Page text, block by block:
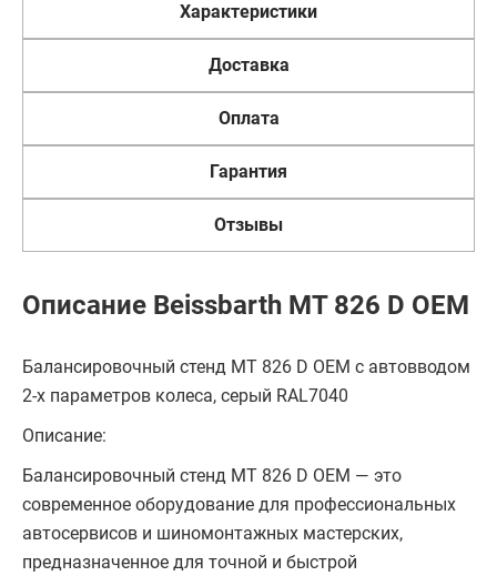
Характеристики
Доставка
Оплата
Гарантия
Отзывы
Описание Beissbarth MT 826 D OEM
Балансировочный стенд MT 826 D OEM с автовводом
2-х параметров колеса, серый RAL7040
Описание:
Балансировочный стенд MT 826 D OEM — это
современное оборудование для профессиональных
автосервисов и шиномонтажных мастерских,
предназначенное для точной и быстрой